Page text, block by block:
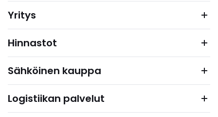
Yritys
Hinnastot
Sähköinen kauppa
Logistiikan palvelut